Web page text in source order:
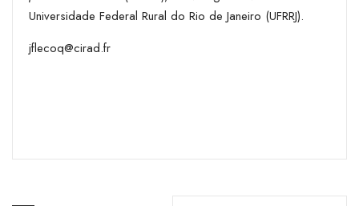
Universidade Federal Rural do Rio de Janeiro (UFRRJ).
jflecoq@cirad.fr